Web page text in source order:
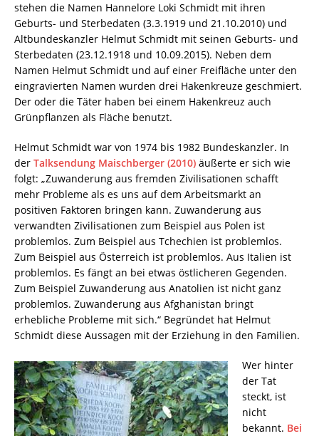
stehen die Namen Hannelore Loki Schmidt mit ihren
Geburts- und Sterbedaten (3.3.1919 und 21.10.2010) und
Altbundeskanzler Helmut Schmidt mit seinen Geburts- und
Sterbedaten (23.12.1918 und 10.09.2015). Neben dem
Namen Helmut Schmidt und auf einer Freifläche unter den
eingravierten Namen wurden drei Hakenkreuze geschmiert.
Der oder die Täter haben bei einem Hakenkreuz auch
Grünpflanzen als Fläche benutzt.
Helmut Schmidt war von 1974 bis 1982 Bundeskanzler. In
der Talksendung Maischberger (2010) äußerte er sich wie
folgt: „Zuwanderung aus fremden Zivilisationen schafft
mehr Probleme als es uns auf dem Arbeitsmarkt an
positiven Faktoren bringen kann. Zuwanderung aus
verwandten Zivilisationen zum Beispiel aus Polen ist
problemlos. Zum Beispiel aus Tchechien ist problemlos.
Zum Beispiel aus Österreich ist problemlos. Aus Italien ist
problemlos. Es fängt an bei etwas östlicheren Gegenden.
Zum Beispiel Zuwanderung aus Anatolien ist nicht ganz
problemlos. Zuwanderung aus Afghanistan bringt
erhebliche Probleme mit sich.“ Begründet hat Helmut
Schmidt diese Aussagen mit der Erziehung in den Familien.
Wer hinter
der Tat
steckt, ist
nicht
bekannt. Bei